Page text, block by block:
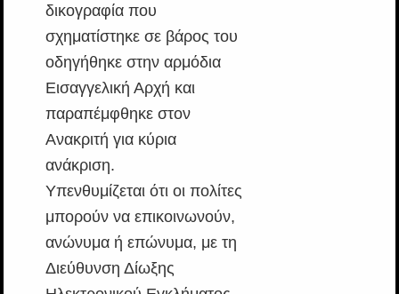
δικογραφία που
σχηματίστηκε σε βάρος του
οδηγήθηκε στην αρμόδια
Εισαγγελική Αρχή και
παραπέμφθηκε στον
Ανακριτή για κύρια
ανάκριση.
Υπενθυμίζεται ότι οι πολίτες
μπορούν να επικοινωνούν,
ανώνυμα ή επώνυμα, με τη
Διεύθυνση Δίωξης